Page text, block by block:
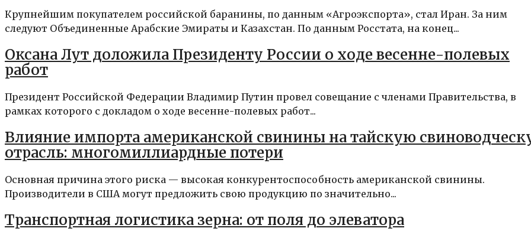
Крупнейшим покупателем российской баранины, по данным «Агроэкспорта», стал Иран. За ним
следуют Объединенные Арабские Эмираты и Казахстан. По данным Росстата, на конец...
Оксана Лут доложила Президенту России о ходе весенне-полевых
работ
Президент Российской Федерации Владимир Путин провел совещание с членами Правительства, в
рамках которого с докладом о ходе весенне-полевых работ...
Влияние импорта американской свинины на тайскую
отрасль: многомиллиардные потери
Основная причина этого риска — высокая конкурентоспособность американской свинины.
Производители в США могут предложить свою продукцию по значительно...
Транспортная логистика зерна: от поля до элеватора